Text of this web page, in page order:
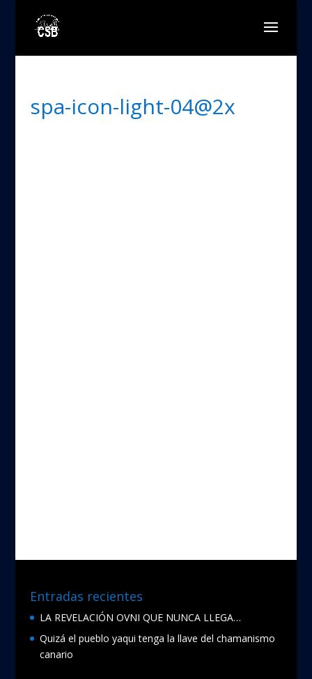
spa-icon-light-04@2x
Entradas recientes
LA REVELACIÓN OVNI QUE NUNCA LLEGA…
Quizá el pueblo yaqui tenga la llave del chamanismo
canario